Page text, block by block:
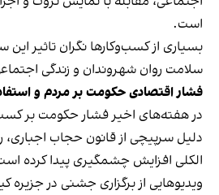
است.
بسیاری از کسب‌وکارها نگران تاثیر
سلامت روان شهروندان و زندگی
فشار اقتصادی حکومت بر مردم و
در هفته‌های اخیر فشار حکومت بر
دلیل سرپیچی از قانون حجاب
الکلی افزایش چشمگیری پیدا کرده
ویدیوهایی از برگزاری جشنی در جزیره